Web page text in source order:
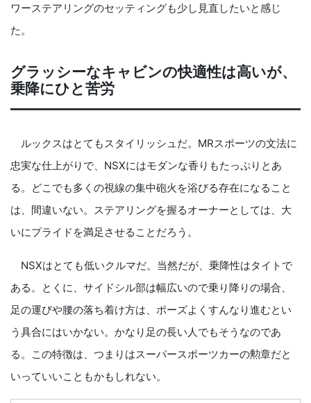
ワーステアリングのセッティングも少し見直したいと感じ
た。
グラッシーなキャビンの快適性は高いが、
乗降にひと苦労
ルックスはとてもスタイリッシュだ。MRスポーツの文法に
忠実な仕上がりで、NSXにはモダンな香りもたっぷりとあ
る。どこでも多くの視線の集中砲火を浴びる存在になること
は、間違いない。ステアリングを握るオーナーとしては、大
いにプライドを満足させることだろう。
NSXはとても低いクルマだ。当然だが、乗降性はタイトで
ある。とくに、サイドシル部は幅広いので乗り降りの場合、
足の運びや腰の落ち着け方は、ポーズよくすんなり進むとい
う具合にはいかない。かなり足の長い人でもそうなのであ
る。この特徴は、つまりはスーパースポーツカーの勲章だと
いっていいこともかもしれない。